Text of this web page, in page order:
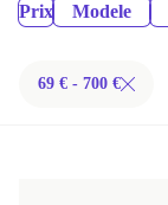
Prix Modele
69 € - 700 €